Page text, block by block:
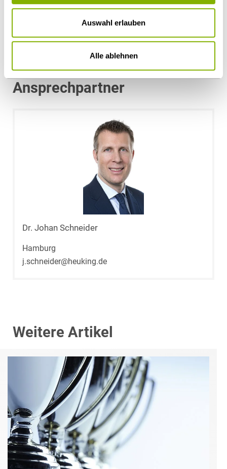
Auswahl erlauben
Alle ablehnen
Wirtschafts- und Steuerstrafrecht
Ansprechpartner
Dr. Johan Schneider
Hamburg
j.schneider@heuking.de
Weitere Artikel